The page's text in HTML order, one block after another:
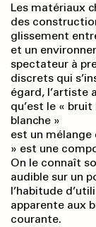
Les matériaux
des
glissement
et un
spectateur à
discrets qui
égard, l’artiste
qu’est le «
blanche »
est un
» est une
On le connaît
audible sur un
l’habitude
apparente aux
courante.